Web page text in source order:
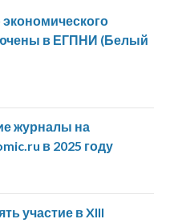
в ЕГПНИ (Белый
журналы на
в 2025 году
участие в XIII